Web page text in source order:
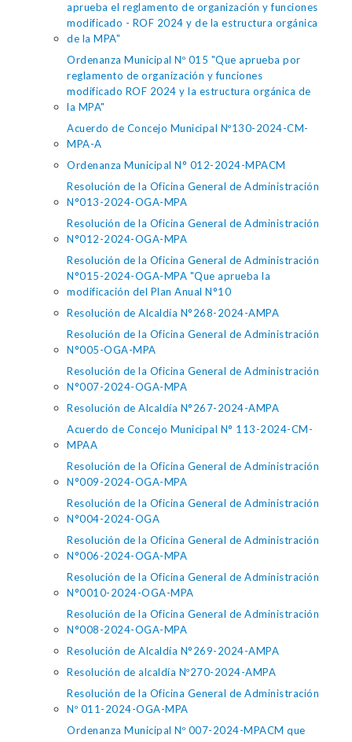
aprueba el reglamento de organización y funciones
modificado - ROF 2024 y de la estructura orgánica
de la MPA"
Ordenanza Municipal Nº 015 "Que aprueba por
reglamento de organización y funciones
modificado ROF 2024 y la estructura orgánica de
la MPA"
Acuerdo de Concejo Municipal Nº130-2024-CM-
MPA-A
Ordenanza Municipal N° 012-2024-MPACM
Resolución de la Oficina General de Administración
N°013-2024-OGA-MPA
Resolución de la Oficina General de Administración
N°012-2024-OGA-MPA
Resolución de la Oficina General de Administración
N°015-2024-OGA-MPA "Que aprueba la
modificación del Plan Anual N°10
Resolución de Alcaldía N°268-2024-AMPA
Resolución de la Oficina General de Administración
N°005-OGA-MPA
Resolución de la Oficina General de Administración
N°007-2024-OGA-MPA
Resolución de Alcaldía N°267-2024-AMPA
Acuerdo de Concejo Municipal N° 113-2024-CM-
MPAA
Resolución de la Oficina General de Administración
N°009-2024-OGA-MPA
Resolución de la Oficina General de Administración
N°004-2024-OGA
Resolución de la Oficina General de Administración
N°006-2024-OGA-MPA
Resolución de la Oficina General de Administración
N°0010-2024-OGA-MPA
Resolución de la Oficina General de Administración
N°008-2024-OGA-MPA
Resolución de Alcaldía N°269-2024-AMPA
Resolución de alcaldía Nº270-2024-AMPA
Resolución de la Oficina General de Administración
Nº 011-2024-OGA-MPA
Ordenanza Municipal Nº 007-2024-MPACM que